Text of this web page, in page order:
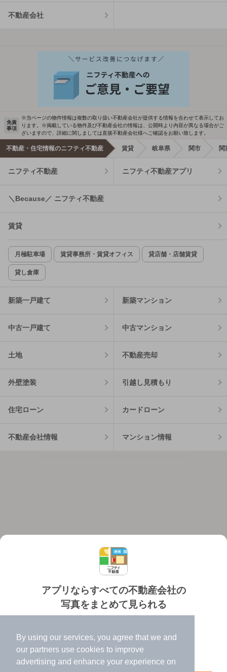
By using our services, you agree that we and
our partners use cookies to improve
advertising and enhance your experience on
不動産会社
アプリならすべての不動産会社の
写真をまとめて見られる
✔️
高速表示で似た物件も見つけやすい
✔️
便利な通知機能も充実
免責
事項
※当ページの物件情報は複数の取り扱い不動産会社が提供する情報を合わせて表示してお
ります。※掲載している物件及び不動産会社の情報は、公開時より内容が異なる場合がご
ざいますので、詳細に関しましては直接不動産会社様へご確認をお願い致します。
不動産・住宅情報のニフティ不動産 賃貸 岐阜県 関市 関
ニフティ不動産 ニフティ不動産アプリ
＼Because／ ニフティ不動産
賃貸
月極駐車場 賃貸事務所・賃貸オフィス 貸店舗・店舗賃貸
貸し倉庫
新築一戸建て 新築マンション
中古一戸建て 中古マンション
土地 不動産売却
外壁塗装 引越し見積もり
住宅ローン カードローン
不動産会社情報 マンション情報
個人情報保護ポリシー 利用規約